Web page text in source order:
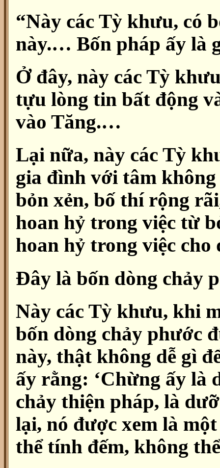
“Này các Tỳ khưu, có
này.… Bốn pháp ấy là
Ở đây, này các Tỳ
tựu lòng tin bất động
vào Tăng.…
Lại nữa, này các Tỳ
gia đình với tâm
bỏn xẻn, bố thí rộng
hoan hỷ trong việc từ
hoan hỷ trong việc cho
Đây là bốn dòng chảy
Này các Tỳ khưu, khi
bốn dòng chảy phước
này, thật không dễ gì
ấy rằng: ‘Chừng ấy là
chảy thiện pháp, là
lại, nó được xem là
thể tính đếm, không